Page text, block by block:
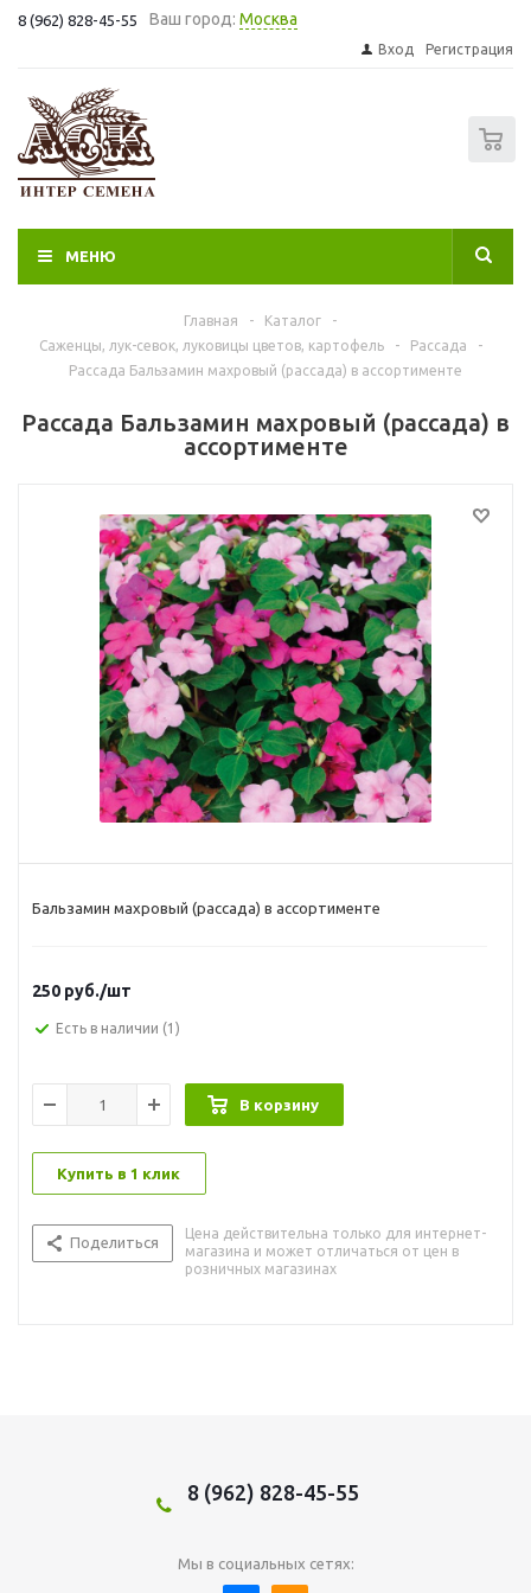
8 (962) 828-45-55 Ваш город: Москва
Вход Регистрация
МЕНЮ
Главная - Каталог
-
Саженцы, лук-севок, луковицы цветов, картофель
- Рассада
-
Рассада Бальзамин махровый (рассада) в ассортименте
Рассада Бальзамин махровый (рассада) в
ассортименте
Бальзамин махровый (рассада) в ассортименте
250 руб./шт
Есть в наличии (1)
В корзину
Купить в 1 клик
Поделиться
Цена действительна только для интернет-
магазина и может отличаться от цен в
розничных магазинах
8 (962) 828-45-55
Мы в социальных сетях: